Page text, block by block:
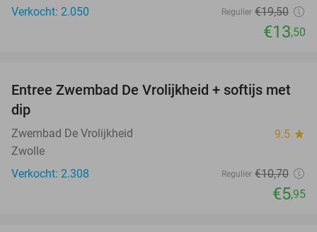
Verkocht: 2.050
Regulier €19,50
€13,50
44%
Entree Zwembad De Vrolijkheid + softijs met
dip
Zwembad De Vrolijkheid 9.5 star
Zwolle
Verkocht: 2.308
Regulier €10,70
€5,95